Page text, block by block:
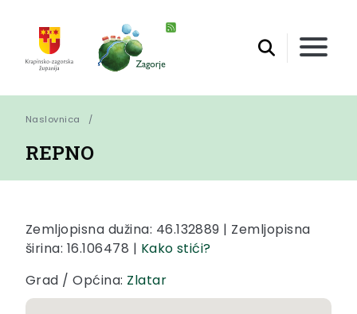
Naslovnica
REPNO
Zemljopisna dužina: 46.132889 | Zemljopisna
širina: 16.106478 | Kako stići?
Grad / Općina: Zlatar